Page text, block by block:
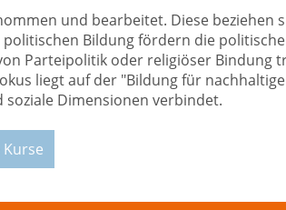
und bearbeitet. Diese beziehen
Bildung fördern die politische
Parteipolitik oder religiöser Bindung
liegt auf der "Bildung für nachhaltige
Dimensionen verbindet.